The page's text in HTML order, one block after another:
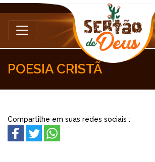
POESIA CRISTÃ
Compartilhe em suas redes sociais :